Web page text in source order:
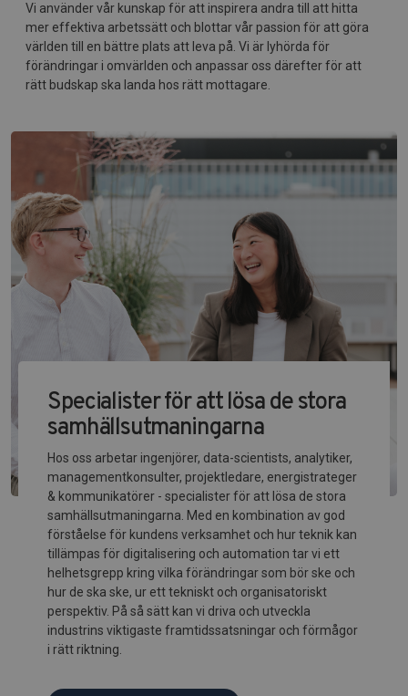
Vi använder vår kunskap för att inspirera andra till att hitta
mer effektiva arbetssätt och blottar vår passion för att göra
världen till en bättre plats att leva på. Vi är lyhörda för
förändringar i omvärlden och anpassar oss därefter för att
rätt budskap ska landa hos rätt mottagare.
Specialister för att lösa de stora
samhällsutmaningarna
Hos oss arbetar ingenjörer, data-scientists, analytiker,
managementkonsulter, projektledare, energistrateger
& kommunikatörer - specialister för att lösa de stora
samhällsutmaningarna. Med en kombination av god
förståelse för kundens verksamhet och hur teknik kan
tillämpas för digitalisering och automation tar vi ett
helhetsgrepp kring vilka förändringar som bör ske och
hur de ska ske, ur ett tekniskt och organisatoriskt
perspektiv. På så sätt kan vi driva och utveckla
industrins viktigaste framtidssatsningar och förmågor
i rätt riktning.